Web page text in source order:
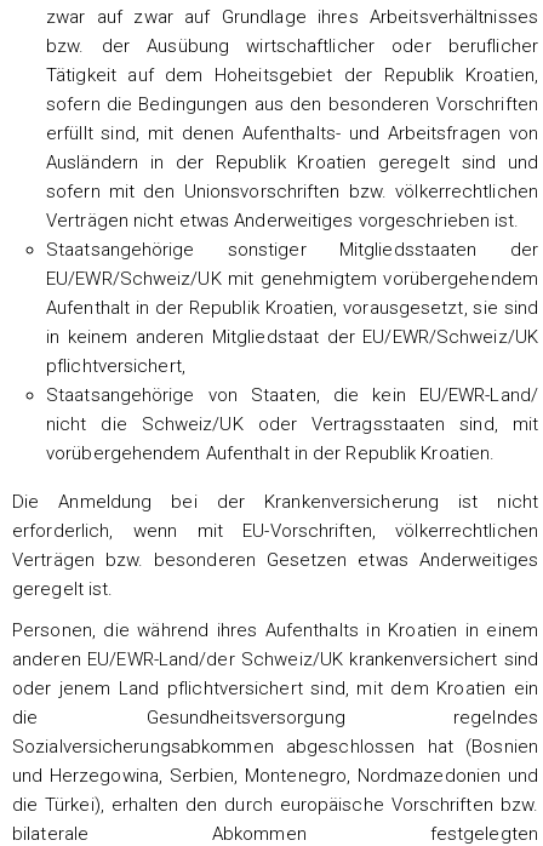
zwar auf zwar auf Grundlage ihres Arbeitsverhältnisses
bzw. der Ausübung wirtschaftlicher oder beruflicher
Tätigkeit auf dem Hoheitsgebiet der Republik Kroatien,
sofern die Bedingungen aus den besonderen Vorschriften
erfüllt sind, mit denen Aufenthalts- und Arbeitsfragen von
Ausländern in der Republik Kroatien geregelt sind und
sofern mit den Unionsvorschriften bzw. völkerrechtlichen
Verträgen nicht etwas Anderweitiges vorgeschrieben ist.
Staatsangehörige sonstiger Mitgliedsstaaten der
EU/EWR/Schweiz/UK mit genehmigtem vorübergehendem
Aufenthalt in der Republik Kroatien, vorausgesetzt, sie sind
in keinem anderen Mitgliedstaat der EU/EWR/Schweiz/UK
pflichtversichert,
Staatsangehörige von Staaten, die kein EU/EWR-Land/
nicht die Schweiz/UK oder Vertragsstaaten sind, mit
vorübergehendem Aufenthalt in der Republik Kroatien.
Die Anmeldung bei der Krankenversicherung ist nicht
erforderlich, wenn mit EU-Vorschriften, völkerrechtlichen
Verträgen bzw. besonderen Gesetzen etwas Anderweitiges
geregelt ist.
Personen, die während ihres Aufenthalts in Kroatien in einem
anderen EU/EWR-Land/der Schweiz/UK krankenversichert sind
oder jenem Land pflichtversichert sind, mit dem Kroatien ein
die Gesundheitsversorgung regelndes
Sozialversicherungsabkommen abgeschlossen hat (Bosnien
und Herzegowina, Serbien, Montenegro, Nordmazedonien und
die Türkei), erhalten den durch europäische Vorschriften bzw.
bilaterale Abkommen festgelegten